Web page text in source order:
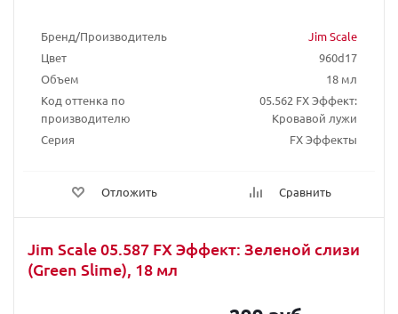
Бренд/Производитель
Jim Scale
Цвет
960d17
Объем
18 мл
Код оттенка по
производителю
05.562 FX Эффект:
Кровавой лужи
Серия
FX Эффекты
Отложить Сравнить
Jim Scale 05.587 FX Эффект: Зеленой слизи
(Green Slime), 18 мл